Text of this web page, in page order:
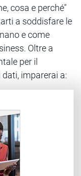
cosa e perché"
a soddisfare le
e come
Oltre a
per il
imparerai a: